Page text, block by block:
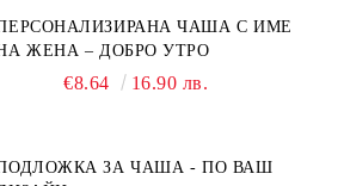
ЧАША С ИМЕ
ЖЕНА – ДОБРО УТРО
€8.64 16.90 лв.
ЗА ЧАША - ПО ВАШ